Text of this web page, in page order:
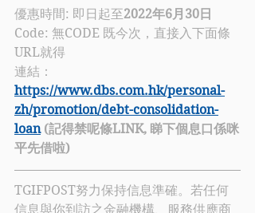
優惠時間: 即日起至2022年6月30日
Code: 無CODE 既今次，直接入下面條
URL就得
連結：
https://www.dbs.com.hk/personal-
zh/promotion/debt-consolidation-
loan (記得禁呢條LINK, 睇下個息口係咪
平先借啦)
TGIFPOST努力保持信息準確。若任何
信息與你到訪之金融機構、服務供應商